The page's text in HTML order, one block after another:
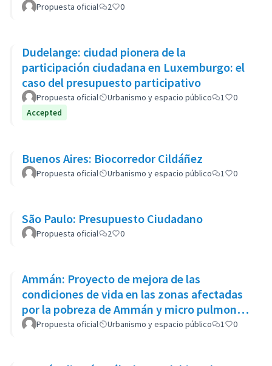
Propuesta oficial 2 0
Dudelange: ciudad pionera de la
participación ciudadana en Luxemburgo: el
caso del presupuesto participativo
Propuesta oficial Urbanismo y espacio público 1
0
Accepted
Buenos Aires: Biocorredor Cildáñez
Propuesta oficial Urbanismo y espacio público 1 0
São Paulo: Presupuesto Ciudadano
Propuesta oficial 2 0
Ammán: Proyecto de mejora de las
condiciones de vida en las zonas afectadas
por la pobreza de Ammán y micro pulmones
urbanos
Propuesta oficial Urbanismo y espacio público 1 0